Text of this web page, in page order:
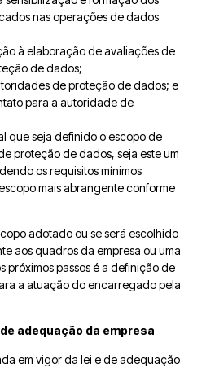
nas operações de dados
à elaboração de avaliações de
de dados;
de proteção de dados; e
para a autoridade de
que seja definido o escopo de
proteção de dados, seja este um
os requisitos mínimos
mais abrangente conforme
adotado ou se será escolhido
aos quadros da empresa ou uma
próximos passos é a definição de
a atuação do encarregado pela
adequação da empresa
em vigor da lei e de adequação